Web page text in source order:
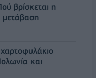
βρίσκεται η
μετάβαση
και